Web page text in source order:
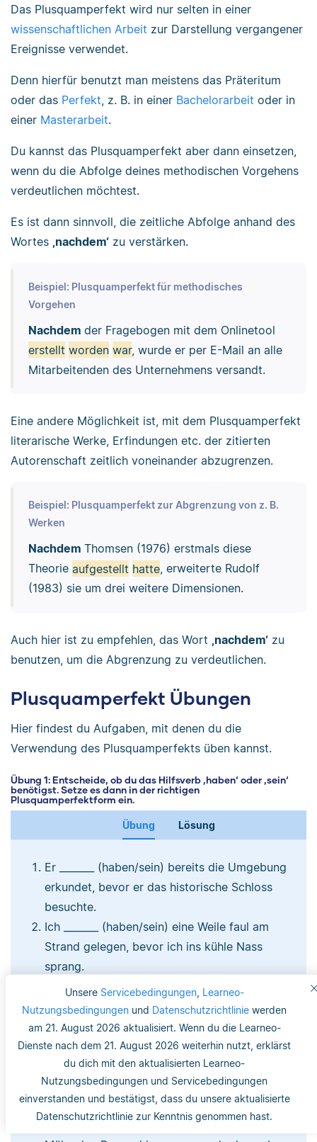
Unsere Servicebedingungen, Learneo-
Nutzungsbedingungen und Datenschutzrichtlinie werden
am 21. August 2026 aktualisiert. Wenn du die Learneo-
Dienste nach dem 21. August 2026 weiterhin nutzt, erklärst
du dich mit den aktualisierten Learneo-
Nutzungsbedingungen und Servicebedingungen
einverstanden und bestätigst, dass du unsere aktualisierte
Datenschutzrichtlinie zur Kenntnis genommen hast.
Das Plusquamperfekt wird nur selten in einer
wissenschaftlichen Arbeit zur Darstellung vergangener
Ereignisse verwendet.
Denn hierfür benutzt man meistens das Präteritum
oder das Perfekt, z. B. in einer Bachelorarbeit oder in
einer Masterarbeit.
Du kannst das Plusquamperfekt aber dann einsetzen,
wenn du die Abfolge deines methodischen Vorgehens
verdeutlichen möchtest.
Es ist dann sinnvoll, die zeitliche Abfolge anhand des
Wortes ‚nachdem‘ zu verstärken.
Beispiel: Plusquamperfekt für methodisches
Vorgehen
Nachdem der Fragebogen mit dem Onlinetool
erstellt worden war, wurde er per E-Mail an alle
Mitarbeitenden des Unternehmens versandt.
Eine andere Möglichkeit ist, mit dem Plusquamperfekt
literarische Werke, Erfindungen etc. der zitierten
Autorenschaft zeitlich voneinander abzugrenzen.
Beispiel: Plusquamperfekt zur Abgrenzung von z. B.
Werken
Nachdem Thomsen (1976) erstmals diese
Theorie aufgestellt hatte, erweiterte Rudolf
(1983) sie um drei weitere Dimensionen.
Auch hier ist zu empfehlen, das Wort ‚nachdem‘ zu
benutzen, um die Abgrenzung zu verdeutlichen.
Plusquamperfekt Übungen
Hier findest du Aufgaben, mit denen du die
Verwendung des Plusquamperfekts üben kannst.
Übung 1: Entscheide, ob du das Hilfsverb ‚haben‘ oder ‚sein‘
benötigst. Setze es dann in der richtigen
Plusquamperfektform ein.
Übung Lösung
Er _______ (haben/sein) bereits die Umgebung
erkundet, bevor er das historische Schloss
besuchte.
Ich _______ (haben/sein) eine Weile faul am
Strand gelegen, bevor ich ins kühle Nass
sprang.
Bevor der Sturm kam, _______ (haben/sein) die
Kinder den ganzen Tag im Garten gespielt.
Calvin _______ (haben/sein) zuerst den Film
gesehen, bevor er das Buch dazu las.
Wir _______ (haben/sein) den ganzen Tag im
Museum gewesen. Danach gingen wir etwas in
einer Bar trinken.
Die Touristengruppe _______ (haben/sein) mit